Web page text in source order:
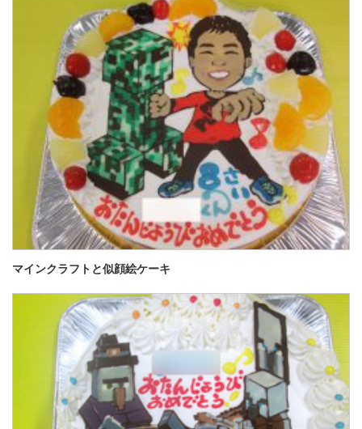
マインクラフトと似顔絵ケーキ